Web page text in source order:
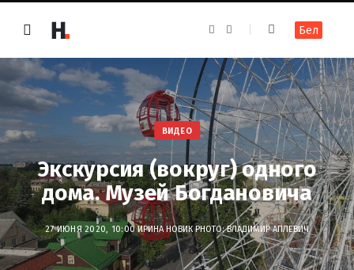
e
b
o
o
k
t
a
g
r
a
m
Бел
ВИДЕО
Экскурсия (вокруг) одного
дома. Музей Богдановича
27 ИЮНЯ 2020, 10:00ИРИНА НОВИКPHOTO: ВЛАДИМИР АПЛЕВИЧ